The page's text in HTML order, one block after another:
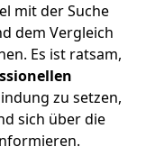
mit der Suche
dem Vergleich
Es ist ratsam,
zu setzen,
sich über die